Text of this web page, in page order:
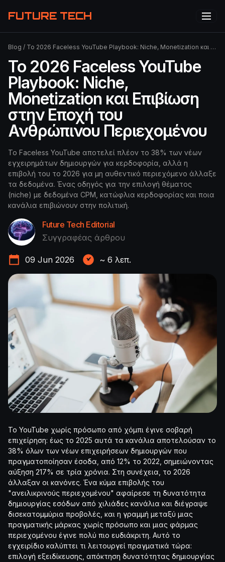
FUTURE TECH
Blog / Το 2026 Faceless YouTube Playbook: Niche, Monetization και Επιβίωση στην Εποχή του Ανθρώπινου Περιεχομένου
Το 2026 Faceless YouTube
Playbook: Niche,
Monetization και Επιβίωση
στην Εποχή του
Ανθρώπινου Περιεχομένου
Το Faceless YouTube αποτελεί πλέον το 38% των νέων
εγχειρημάτων δημιουργών για κερδοφορία, αλλά η
επιβολή του το 2026 για μη αυθεντικό περιεχόμενο άλλαξε
τα δεδομένα. Ένας οδηγός για την επιλογή θέματος
(niche) με δεδομένα CPM, κατώφλια κερδοφορίας και ποια
κανάλια επιβιώνουν στην πολιτική.
Future Tech Editorial
Συγγραφέας άρθρου
09 Jun 2026 ~ 6 λεπ.
Το YouTube χωρίς πρόσωπο από χόμπι έγινε σοβαρή
επιχείρηση: έως το 2025 αυτά τα κανάλια αποτελούσαν το
38% όλων των νέων επιχειρήσεων δημιουργών που
πραγματοποίησαν έσοδα, από 12% το 2022, σημειώνοντας
αύξηση 217% σε τρία χρόνια. Στη συνέχεια, το 2026
άλλαξαν οι κανόνες. Ένα κύμα επιβολής του
"ανειλικρινούς περιεχομένου" αφαίρεσε τη δυνατότητα
δημιουργίας εσόδων από χιλιάδες κανάλια και διέγραψε
δισεκατομμύρια προβολές, και η γραμμή μεταξύ μιας
πραγματικής μάρκας χωρίς πρόσωπο και μιας φάρμας
περιεχομένου έγινε πολύ πιο ευδιάκριτη. Αυτό το
εγχειρίδιο καλύπτει τι λειτουργεί πραγματικά τώρα:
επιλογή εξειδίκευσης, απόκτηση δυνατότητας δημιουργίας